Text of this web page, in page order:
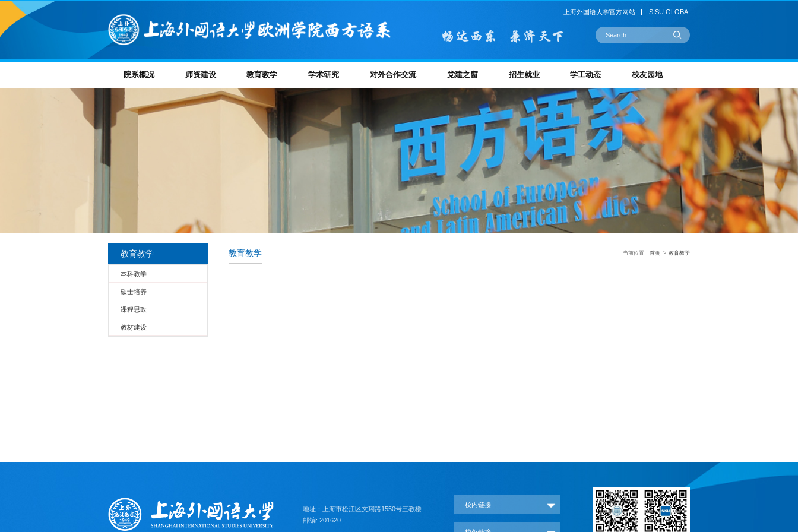
上海外国语大学官方网站 SISU GLOBA
院系概况 师资建设 教育教学 学术研究 对外合作交流 党建之窗 招生就业 学工动态 校友园地
教育教学
本科教学
硕士培养
课程思政
教材建设
当前位置： 首页 > 教育教学
教育教学
地址：上海市松江区文翔路1550号三教楼
邮编: 201620
校内链接